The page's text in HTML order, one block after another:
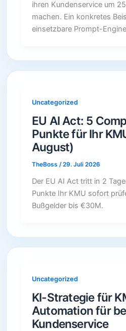
ihren Kundenservice um
machen. Ein konkretes
einsetzbare Prompt-
Uncategorized
EU AI Act: 5
Punkte für Ihr
August)
TheBoss /29. Juli 2026
Der EU AI Act tritt in 2
Punkte Ihr KMU sofort
Bußgelder bis €30M.
Uncategorized
KI-Strategie für
Automation für
Kundenservice